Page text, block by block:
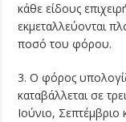
κάθε είδους
εκμεταλλεύονται
ποσό του φόρου.
3. Ο φόρος
καταβάλλεται σε
Ιούνιο,